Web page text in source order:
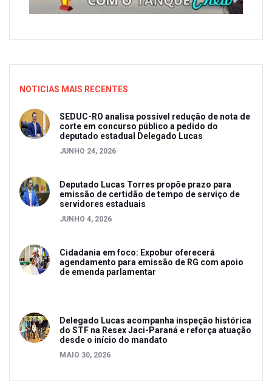
NOTICIAS MAIS RECENTES
SEDUC-RO analisa possível redução de nota de
corte em concurso público a pedido do
deputado estadual Delegado Lucas
JUNHO 24, 2026
Deputado Lucas Torres propõe prazo para
emissão de certidão de tempo de serviço de
servidores estaduais
JUNHO 4, 2026
Cidadania em foco: Expobur oferecerá
agendamento para emissão de RG com apoio
de emenda parlamentar
Delegado Lucas acompanha inspeção histórica
do STF na Resex Jaci-Paraná e reforça atuação
desde o início do mandato
MAIO 30, 2026